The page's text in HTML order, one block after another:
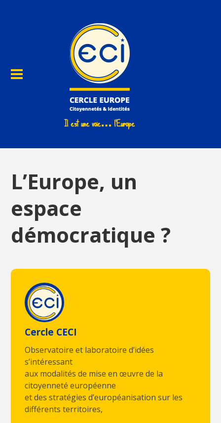
L’Europe, un
espace
démocratique ?
Cercle CECI
Observatoire et laboratoire d’idées
s’intéressant
aux modalités de mise en œuvre de la
citoyenneté européenne
et des stratégies d’européanisation sur les
différents territoires,